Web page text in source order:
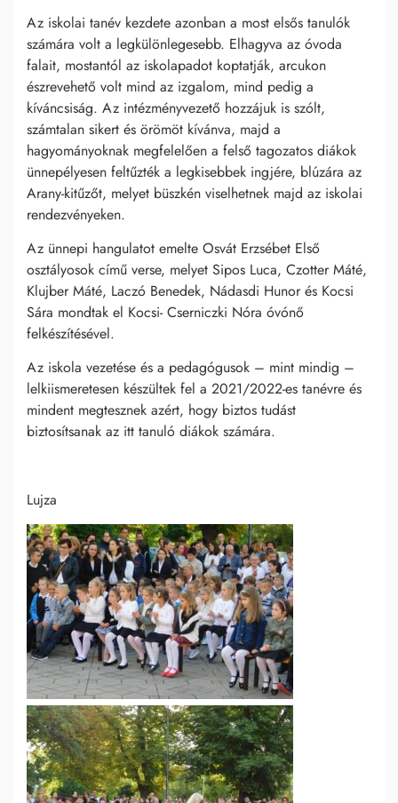
Az iskolai tanév kezdete azonban a most elsős tanulók
számára volt a legkülönlegesebb. Elhagyva az óvoda
falait, mostantól az iskolapadot koptatják, arcukon
észrevehető volt mind az izgalom, mind pedig a
kíváncsiság. Az intézményvezető hozzájuk is szólt,
számtalan sikert és örömöt kívánva, majd a
hagyományoknak megfelelően a felső tagozatos diákok
ünnepélyesen feltűzték a legkisebbek ingjére, blúzára az
Arany-kitűzőt, melyet büszkén viselhetnek majd az iskolai
rendezvényeken.
Az ünnepi hangulatot emelte Osvát Erzsébet Első
osztályosok című verse, melyet Sipos Luca, Czotter Máté,
Klujber Máté, Laczó Benedek, Nádasdi Hunor és Kocsi
Sára mondtak el Kocsi- Cserniczki Nóra óvónő
felkészítésével.
Az iskola vezetése és a pedagógusok – mint mindig –
lelkiismeretesen készültek fel a 2021/2022-es tanévre és
mindent megtesznek azért, hogy biztos tudást
biztosítsanak az itt tanuló diákok számára.
Lujza